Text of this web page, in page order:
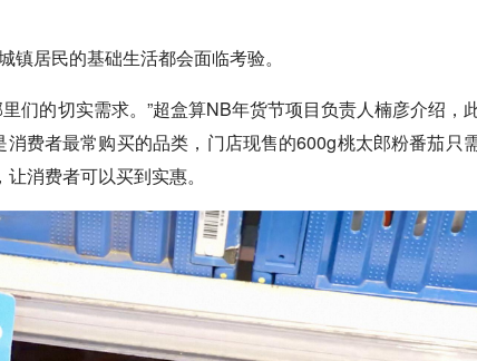
居民的基础生活都会面临考验。
们的切实需求。”超盒算NB年货节项目负责人楠彦介绍，
费者最常购买的品类，门店现售的600g桃太郎粉番茄只
消费者可以买到实惠。